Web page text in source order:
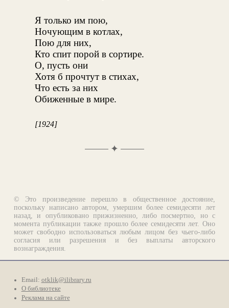
Я только им пою,
Ночующим в котлах,
Пою для них,
Кто спит порой в сортире.
О, пусть они
Хотя б прочтут в стихах,
Что есть за них
Обиженные в мире.
[1924]
✦
© Это произведение перешло в общественное достояние,
поскольку написано автором, умершим более семидесяти лет
назад, и опубликовано прижизненно, либо посмертно, но с
момента публикации также прошло более семидесяти лет. Оно
может свободно использоваться любым лицом без чьего-либо
согласия или разрешения и без выплаты авторского
вознаграждения.
Email: otklik@ilibrary.ru
О библиотеке
Реклама на сайте